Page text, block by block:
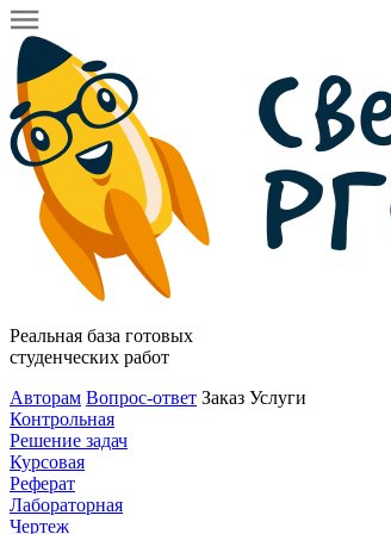
Реальная база готовых
студенческих работ
Авторам Вопрос-ответ Заказ Услуги
Контрольная
Решение задач
Курсовая
Реферат
Лабораторная
Чертеж